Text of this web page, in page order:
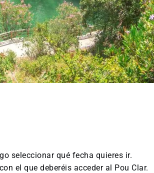
seleccionar qué fecha quieres ir.
con el que deberéis acceder al Pou Clar.